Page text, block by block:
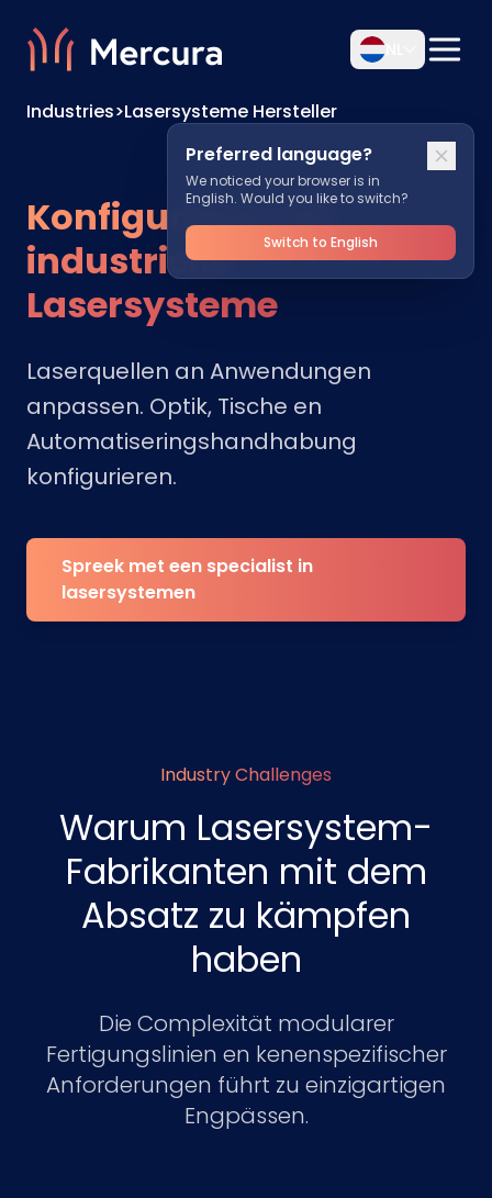
Preferred language?
We noticed your browser is in
English. Would you like to switch?
Switch to English
Industries>Lasersysteme Hersteller
Konfigurieren Sie
industrielle
Lasersysteme
Laserquellen an Anwendungen
anpassen. Optik, Tische en
Automatiseringshandhabung
konfigurieren.
Spreek met een specialist in
lasersystemen
Industry Challenges
Warum Lasersystem-
Fabrikanten mit dem
Absatz zu kämpfen
haben
Die Complexität modularer
Fertigungslinien en kenenspezifischer
Anforderungen führt zu einzigartigen
Engpässen.